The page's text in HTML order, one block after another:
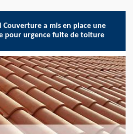
Couverture a mis en place une
pour urgence fuite de toiture